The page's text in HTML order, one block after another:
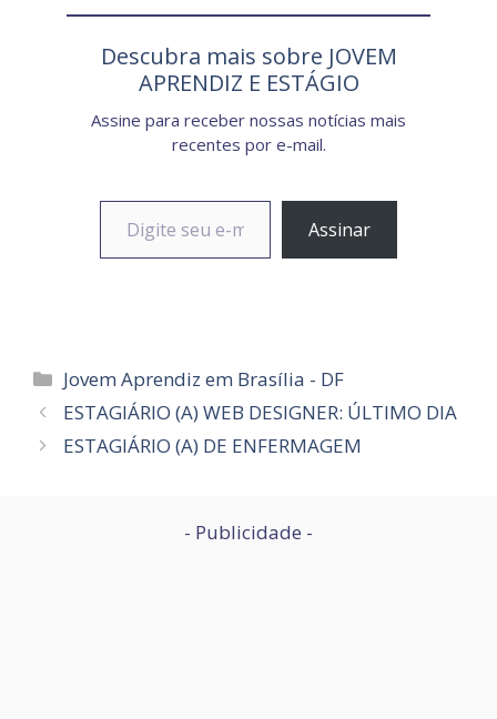
Descubra mais sobre JOVEM
APRENDIZ E ESTÁGIO
Assine para receber nossas notícias mais
recentes por e-mail.
Digite seu e-mail…
Assinar
Categorias
Jovem Aprendiz em Brasília - DF
ESTAGIÁRIO (A) WEB DESIGNER: ÚLTIMO DIA
ESTAGIÁRIO (A) DE ENFERMAGEM
- Publicidade -